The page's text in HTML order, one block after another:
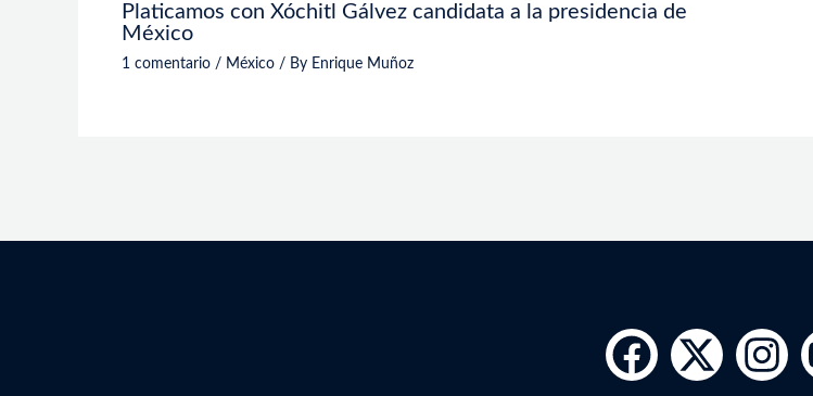
Platicamos con Xóchitl Gálvez candidata a la presidencia de
México
1 comentario / México / By Enrique Muñoz